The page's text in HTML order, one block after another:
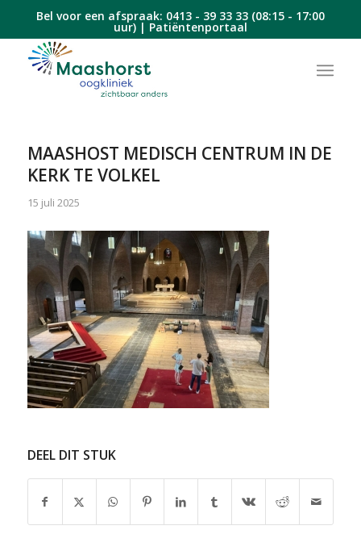
Bel voor een afspraak: 0413 - 39 33 33(08:15 - 17:00
uur) | Patiëntenportaal
MAASHOST MEDISCH CENTRUM IN DE
KERK TE VOLKEL
15 juli 2025
DEEL DIT STUK